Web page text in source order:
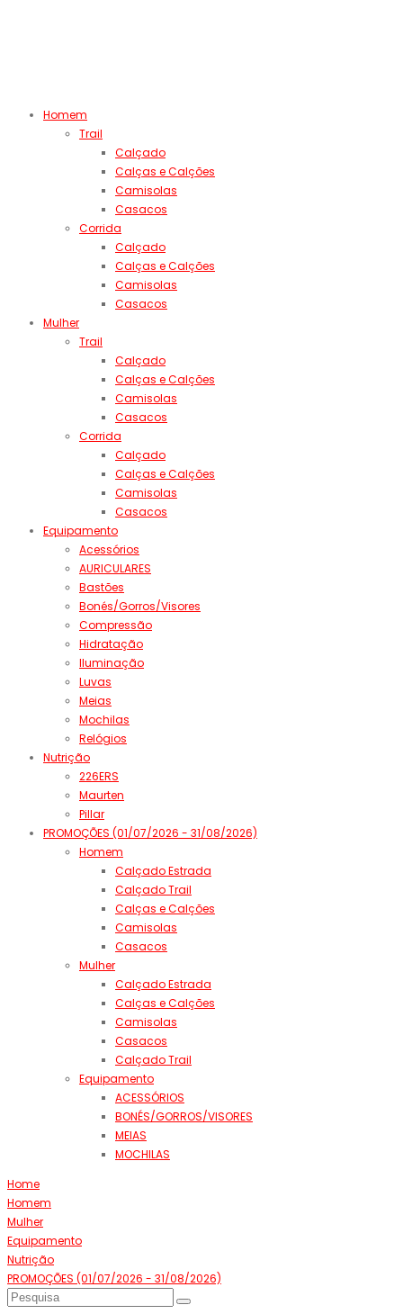
Homem
Trail
Calçado
Calças e Calções
Camisolas
Casacos
Corrida
Calçado
Calças e Calções
Camisolas
Casacos
Mulher
Trail
Calçado
Calças e Calções
Camisolas
Casacos
Corrida
Calçado
Calças e Calções
Camisolas
Casacos
Equipamento
Acessórios
AURICULARES
Bastões
Bonés/Gorros/Visores
Compressão
Hidratação
Iluminação
Luvas
Meias
Mochilas
Relógios
Nutrição
226ERS
Maurten
Pillar
PROMOÇÕES (01/07/2026 - 31/08/2026)
Homem
Calçado Estrada
Calçado Trail
Calças e Calções
Camisolas
Casacos
Mulher
Calçado Estrada
Calças e Calções
Camisolas
Casacos
Calçado Trail
Equipamento
ACESSÓRIOS
BONÉS/GORROS/VISORES
MEIAS
MOCHILAS
Home
Homem
Mulher
Equipamento
Nutrição
PROMOÇÕES (01/07/2026 - 31/08/2026)